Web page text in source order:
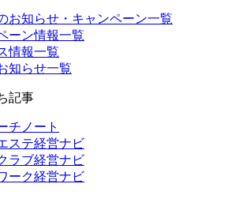
お知らせ・キャンペーン一覧
ーン情報一覧
情報一覧
知らせ一覧
記事
チノート
ステ経営ナビ
ラブ経営ナビ
ーク経営ナビ